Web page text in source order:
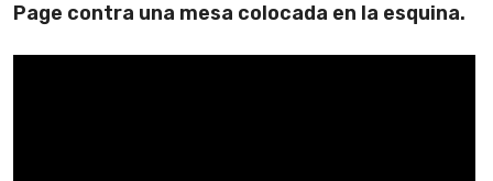
Page contra una mesa colocada en la esquina.